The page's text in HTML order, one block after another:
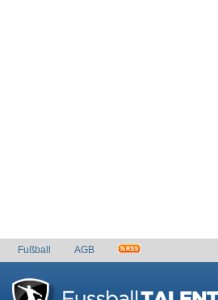
Fußball AGB